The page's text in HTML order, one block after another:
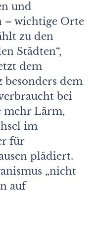
und
– wichtige Orte
zu den
Städten“,
dem
besonders dem
bei
mehr Lärm,
im
für
plädiert.
„nicht
auf